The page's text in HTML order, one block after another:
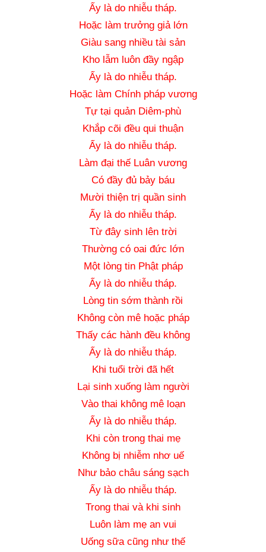
Ấy là do nhiễu tháp.
Hoặc làm trưởng giả lớn
Giàu sang nhiều tài sản
Kho lẫm luôn đầy ngập
Ấy là do nhiễu tháp.
Hoặc làm Chính pháp vương
Tự tại quản Diêm-phù
Khắp cõi đều qui thuận
Ấy là do nhiễu tháp.
Làm đại thế Luân vương
Có đầy đủ bảy báu
Mười thiện trị quần sinh
Ấy là do nhiễu tháp.
Từ đây sinh lên trời
Thường có oai đức lớn
Một lòng tin Phật pháp
Ấy là do nhiễu tháp.
Lòng tin sớm thành rồi
Không còn mê hoặc pháp
Thấy các hành đều không
Ấy là do nhiễu tháp.
Khi tuổi trời đã hết
Lại sinh xuống làm người
Vào thai không mê loạn
Ấy là do nhiễu tháp.
Khi còn trong thai mẹ
Không bị nhiễm nhơ uế
Như bảo châu sáng sạch
Ấy là do nhiễu tháp.
Trong thai và khi sinh
Luôn làm mẹ an vui
Uống sữa cũng như thế